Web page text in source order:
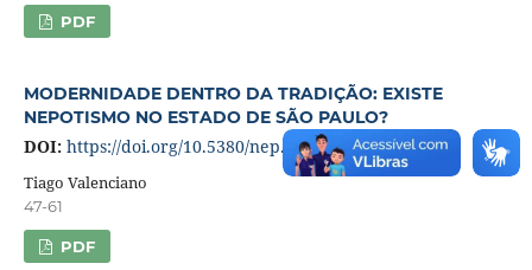
PDF
MODERNIDADE DENTRO DA TRADIÇÃO: EXISTE
NEPOTISMO NO ESTADO DE SÃO PAULO?
DOI: https://doi.org/10.5380/nep.v9i1.91644
Tiago Valenciano
47-61
PDF